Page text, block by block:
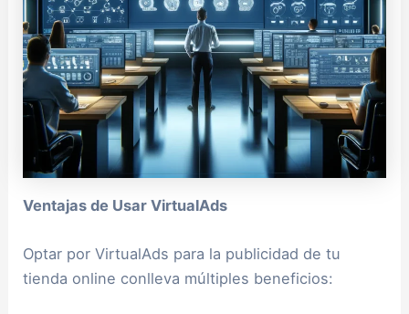
Ventajas de Usar VirtualAds
Optar por VirtualAds para la publicidad de tu
tienda online conlleva múltiples beneficios: